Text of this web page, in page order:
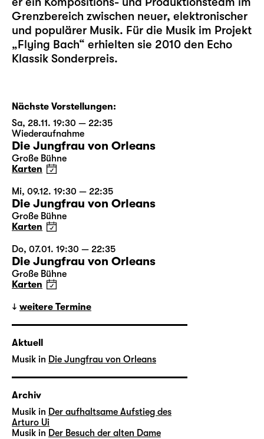
Grenzbereich zwischen neuer, elektronischer
und populärer Musik. Für die Musik im Projekt
„Flying Bach“ erhielten sie 2010 den Echo
Klassik Sonderpreis.
Nächste Vorstellungen:
Sa, 28.11. 19:30 — 22:35
Wiederaufnahme
Die Jungfrau von Orleans
Große Bühne
Karten
Mi, 09.12. 19:30 — 22:35
Die Jungfrau von Orleans
Große Bühne
Karten
Do, 07.01. 19:30 — 22:35
Die Jungfrau von Orleans
Große Bühne
Karten
weitere Termine
Aktuell
Musik in Die Jungfrau von Orleans
Archiv
Musik in Der aufhaltsame Aufstieg des
Arturo Ui
Musik in Der Besuch der alten Dame